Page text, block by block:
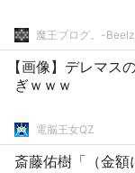
魔王ブログ。-
【画像】デレマス
ぎｗｗｗ
電脳王女QZ
斎藤佑樹「（金額